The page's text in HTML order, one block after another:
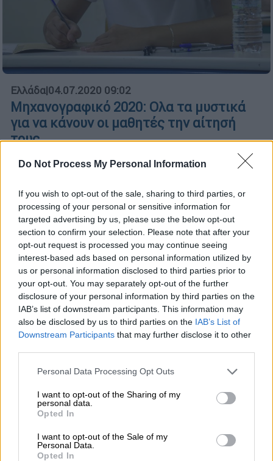
Do Not Process My Personal Information
If you wish to opt-out of the sale, sharing to third parties, or
processing of your personal or sensitive information for
targeted advertising by us, please use the below opt-out
section to confirm your selection. Please note that after your
opt-out request is processed you may continue seeing
interest-based ads based on personal information utilized by
us or personal information disclosed to third parties prior to
your opt-out. You may separately opt-out of the further
disclosure of your personal information by third parties on the
IAB’s list of downstream participants. This information may
also be disclosed by us to third parties on the IAB’s List of
Downstream Participants that may further disclose it to other
Please note that this website/app uses one or more Google
not limited to your visit or usage behaviour. You may click to
grant or deny consent to Google and its third-party tags to
use your data for below specified purposes in below Google
consent section.
Personal Data Processing Opt Outs
I want to opt-out of the Sharing of my
personal data.
Opted In
I want to opt-out of the Sale of my
Personal Data.
Opted In
Ελλάδα|04.07.2020 09:02
Μηχανογραφικό 2020: Ολα τα μυστικά
για να κάνουν οι μαθητές την αίτησή
τους
Το υπουργείο Παιδείας δίνει αναλυτικά
κατατεθεί και πότε το μηχανογραφικό
δελτίο
Ελλάδα|27.06.2020 09:44
Πανελλήνιες 2020: Οι εκτιμήσεις για τις
βάσεις και το μάθημα «παγίδα»